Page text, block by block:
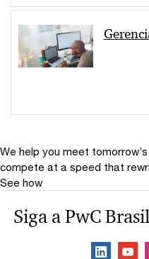
We help you meet
compete at a speed that
See how
Siga a PwC